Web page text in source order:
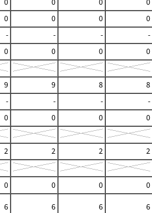
0 0 0
0
- - -
-
0 0 0
0
9 9 8
8
- - -
-
0 0 0
0
2 2 2
2
0 0 0
0
6 6 6
6